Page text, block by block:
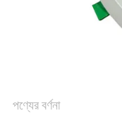
পণ্যের বর্ণনা